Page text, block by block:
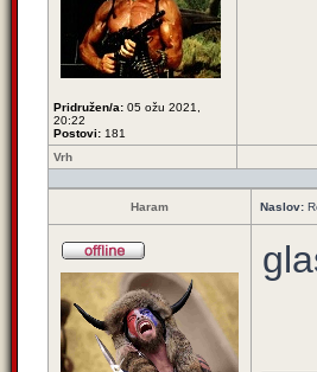
Pridružen/a: 05 ožu 2021,
20:22
Postovi: 181
Vrh
Haram Naslov: